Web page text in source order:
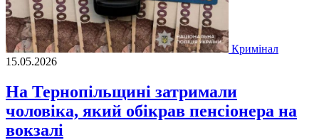
Кримінал
15.05.2026
На Тернопільщині затримали
чоловіка, який обікрав пенсіонера на
вокзалі